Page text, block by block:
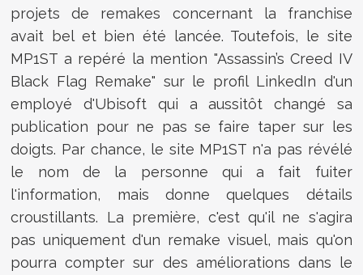
projets de remakes concernant la franchise
avait bel et bien été lancée. Toutefois, le site
MP1ST a repéré la mention "Assassin’s Creed IV
Black Flag Remake" sur le profil LinkedIn d'un
employé d'Ubisoft qui a aussitôt changé sa
publication pour ne pas se faire taper sur les
doigts. Par chance, le site MP1ST n'a pas révélé
le nom de la personne qui a fait fuiter
l'information, mais donne quelques détails
croustillants. La première, c'est qu'il ne s'agira
pas uniquement d'un remake visuel, mais qu'on
pourra compter sur des améliorations dans le